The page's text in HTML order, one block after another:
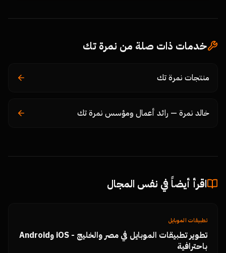
خدمات ذات صلة من نمرة تك
منتجات نمرة تك
خالد نمرة — رائد أعمال ومؤسس نمرة تك
اقرأ أيضاً في نفس المجال
تطبيقات الموبايل
تطوير تطبيقات الموبايل في مصر والخليج - iOS وAndroid
باحترافية